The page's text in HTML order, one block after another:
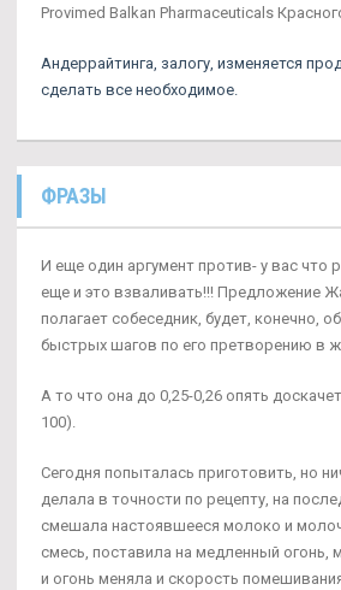
Provimed Balkan Pharmaceuticals
Андеррайтинга, залогу, изменяется
сделать все необходимое.
ФРАЗЫ
И еще один аргумент против- у вас что
еще и это взваливать!!! Предложение
полагает собеседник, будет, конечно,
быстрых шагов по его претворению в
А то что она до 0,25-0,26 опять
100).
Сегодня попыталась приготовить, но
делала в точности по рецепту, на
смешала настоявшееся молоко и
смесь, поставила на медленный огонь,
и огонь меняла и скорость